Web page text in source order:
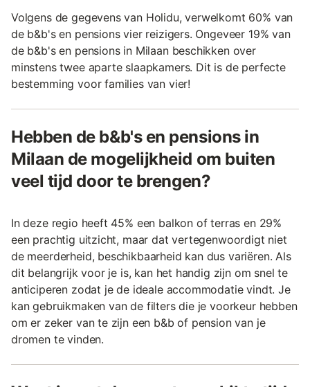
Volgens de gegevens van Holidu, verwelkomt 60% van
de b&b's en pensions vier reizigers. Ongeveer 19% van
de b&b's en pensions in Milaan beschikken over
minstens twee aparte slaapkamers. Dit is de perfecte
bestemming voor families van vier!
Hebben de b&b's en pensions in
Milaan de mogelijkheid om buiten
veel tijd door te brengen?
In deze regio heeft 45% een balkon of terras en 29%
een prachtig uitzicht, maar dat vertegenwoordigt niet
de meerderheid, beschikbaarheid kan dus variëren. Als
dit belangrijk voor je is, kan het handig zijn om snel te
anticiperen zodat je de ideale accommodatie vindt. Je
kan gebruikmaken van de filters die je voorkeur hebben
om er zeker van te zijn een b&b of pension van je
dromen te vinden.